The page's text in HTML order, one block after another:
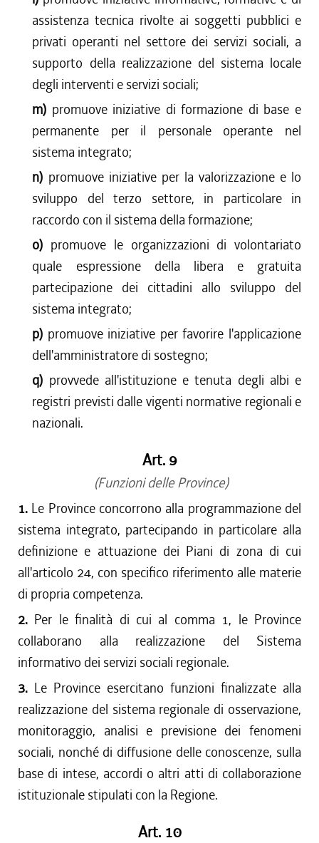
assistenza tecnica rivolte ai soggetti pubblici e
privati operanti nel settore dei servizi sociali, a
supporto della realizzazione del sistema locale
degli interventi e servizi sociali;
m) promuove iniziative di formazione di base e
permanente per il personale operante nel
sistema integrato;
n) promuove iniziative per la valorizzazione e lo
sviluppo del terzo settore, in particolare in
raccordo con il sistema della formazione;
o) promuove le organizzazioni di volontariato
quale espressione della libera e gratuita
partecipazione dei cittadini allo sviluppo del
sistema integrato;
p) promuove iniziative per favorire l'applicazione
dell'amministratore di sostegno;
q) provvede all'istituzione e tenuta degli albi e
registri previsti dalle vigenti normative regionali e
nazionali.
Art. 9
(Funzioni delle Province)
1. Le Province concorrono alla programmazione del
sistema integrato, partecipando in particolare alla
definizione e attuazione dei Piani di zona di cui
all'articolo 24, con specifico riferimento alle materie
di propria competenza.
2. Per le finalità di cui al comma 1, le Province
collaborano alla realizzazione del Sistema
informativo dei servizi sociali regionale.
3. Le Province esercitano funzioni finalizzate alla
realizzazione del sistema regionale di osservazione,
monitoraggio, analisi e previsione dei fenomeni
sociali, nonché di diffusione delle conoscenze, sulla
base di intese, accordi o altri atti di collaborazione
istituzionale stipulati con la Regione.
Art. 10